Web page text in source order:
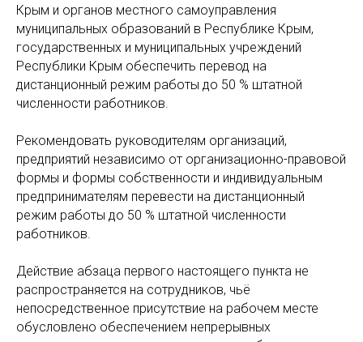
Крым и органов местного самоуправления
муниципальных образований в Республике Крым,
государственных и муниципальных учреждений
Республики Крым обеспечить перевод на
дистанционный режим работы до 50 % штатной
численности работников.
Рекомендовать руководителям организаций,
предприятий независимо от организационно-правовой
формы и формы собственности и индивидуальным
предпринимателям перевести на дистанционный
режим работы до 50 % штатной численности
работников.
Действие абзаца первого настоящего пункта не
распространяется на сотрудников, чьё
непосредственное присутствие на рабочем месте
обусловлено обеспечением непрерывных